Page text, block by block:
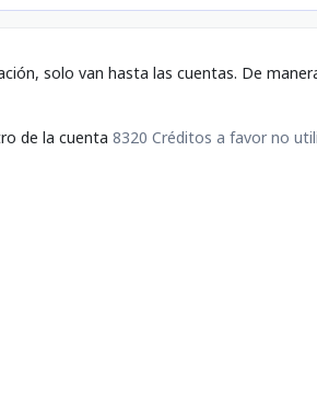
solo van hasta las cuentas. De
de la cuenta 8320 Créditos a favor no